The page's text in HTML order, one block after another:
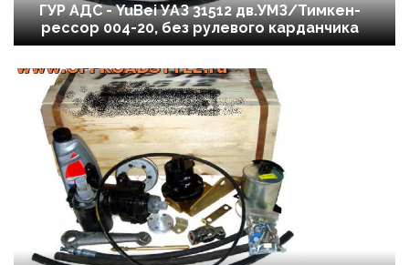
ГУР АДС - YuBei УАЗ 31512 дв.УМЗ/Тимкен-
рессор 004-20, без рулевого карданчика